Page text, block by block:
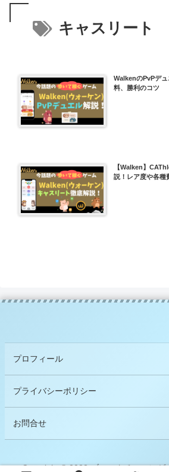
キャスリート
WalkenのPvPデ
料、勝利のコツ
【Walken】
説！レア度や各種
プロフィール
プライバシーポリシー
お問合せ
Copyright © 2022 ブロックチェーンゲ